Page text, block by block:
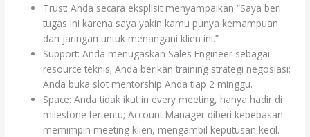
Trust: Anda secara eksplisit menyampaikan “Saya beri
tugas ini karena saya yakin kamu punya kemampuan
dan jaringan untuk menangani klien ini.”
Support: Anda menugaskan Sales Engineer sebagai
resource teknis; Anda berikan training strategi negosiasi;
Anda buka slot mentorship Anda tiap 2 minggu.
Space: Anda tidak ikut in every meeting, hanya hadir di
milestone tertentu; Account Manager diberi kebebasan
memimpin meeting klien, mengambil keputusan kecil.